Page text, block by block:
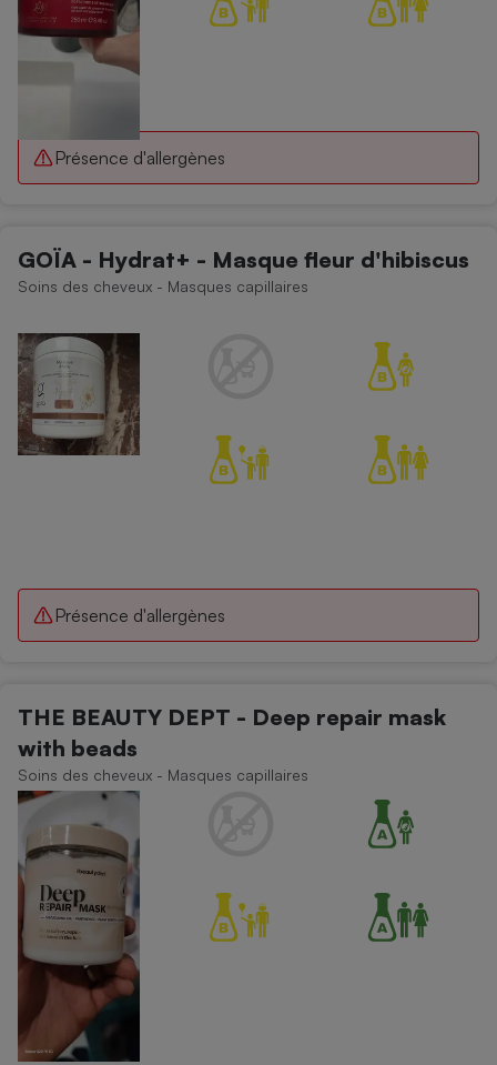
Présence d'allergènes
GOÏA - Hydrat+ - Masque fleur d'hibiscus
Soins des cheveux - Masques capillaires
Présence d'allergènes
THE BEAUTY DEPT - Deep repair mask
with beads
Soins des cheveux - Masques capillaires